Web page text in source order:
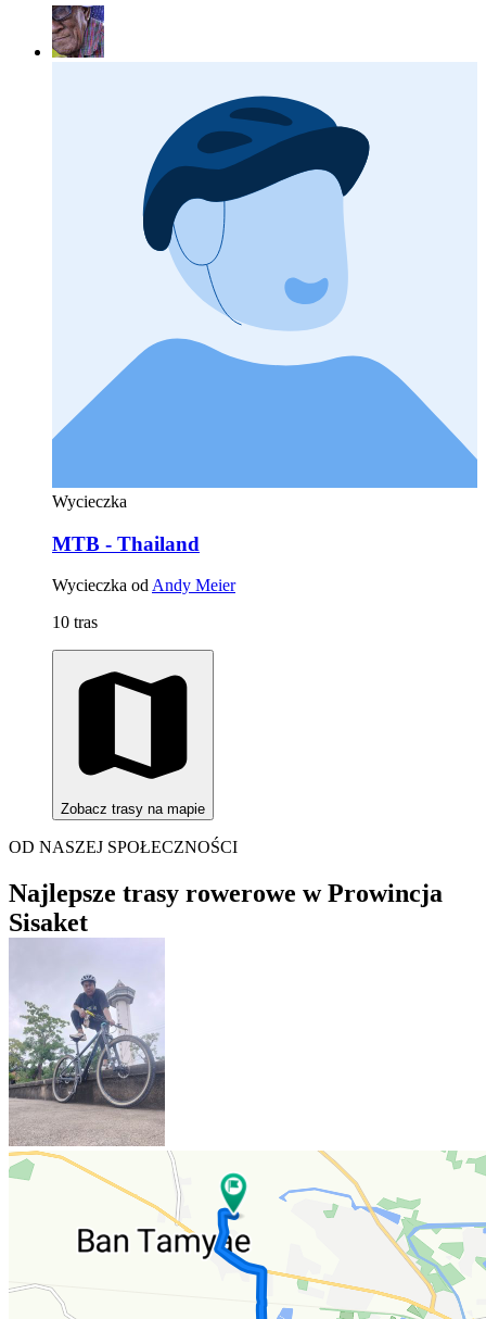
Wycieczka
MTB - Thailand
Wycieczka od Andy Meier
10 tras
Zobacz trasy na mapie
OD NASZEJ SPOŁECZNOŚCI
Najlepsze trasy rowerowe w Prowincja
Sisaket